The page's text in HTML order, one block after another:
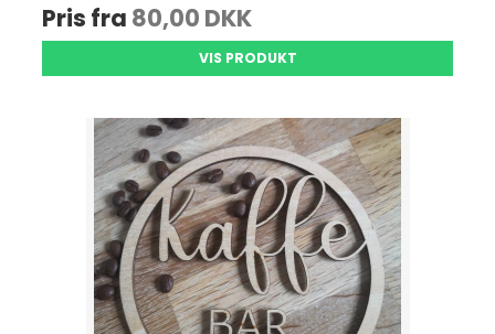
Pris fra 80,00 DKK
VIS PRODUKT